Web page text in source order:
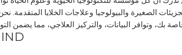
الصغيرة والبيولوجيا وعلاجات الخلايا
الأسئلة المتداولة حول دعم تقديم IND